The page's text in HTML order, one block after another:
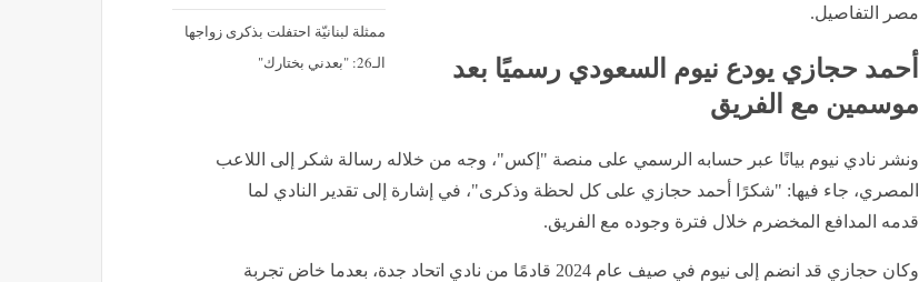
ممثلة لبنانيّة احتفلت بذكرى زواجها
الـ26: "بعدني بختارك"
مصر التفاصيل.
أحمد حجازي يودع نيوم السعودي رسميًا بعد
موسمين مع الفريق
ونشر نادي نيوم بيانًا عبر حسابه الرسمي على منصة "إكس"، وجه من خلاله رسالة شكر إلى اللاعب
المصري، جاء فيها: "شكرًا أحمد حجازي على كل لحظة وذكرى"، في إشارة إلى تقدير النادي لما
قدمه المدافع المخضرم خلال فترة وجوده مع الفريق.
وكان حجازي قد انضم إلى نيوم في صيف عام 2024 قادمًا من نادي اتحاد جدة، بعدما خاض تجربة